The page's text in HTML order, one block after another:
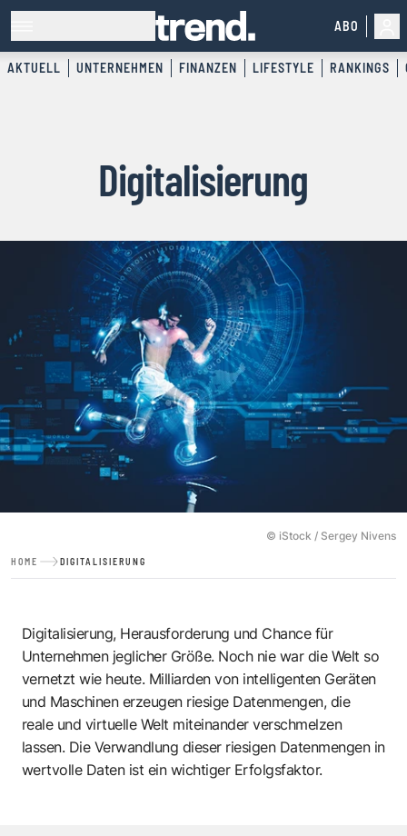
ABO
AKTUELL UNTERNEHMEN FINANZEN LIFESTYLE RANKINGS
Digitalisierung
© iStock / Sergey Nivens
HOME DIGITALISIERUNG
Digitalisierung, Herausforderung und Chance für
Unternehmen jeglicher Größe. Noch nie war die Welt so
vernetzt wie heute. Milliarden von intelligenten Geräten
und Maschinen erzeugen riesige Datenmengen, die
reale und virtuelle Welt miteinander verschmelzen
lassen. Die Verwandlung dieser riesigen Datenmengen in
wertvolle Daten ist ein wichtiger Erfolgsfaktor.